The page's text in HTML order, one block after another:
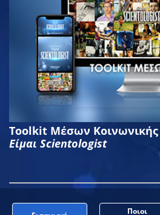
Toolkit Μέσων Κοινωνικής
Είμαι Scientologist
Ποιοι